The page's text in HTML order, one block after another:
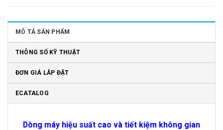
MÔ TẢ SẢN PHẨM
THÔNG SỐ KỸ THUẬT
ĐƠN GIÁ LẮP ĐẶT
ECATALOG
Dòng máy hiệu suất cao và tiết kiệm không gian